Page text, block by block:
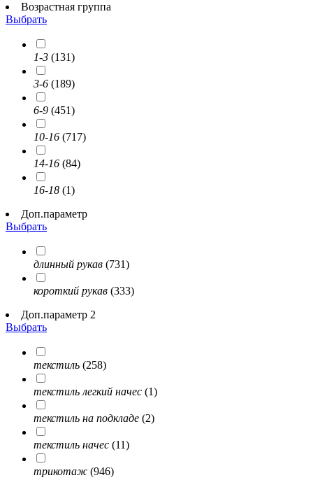
Возрастная группа
Выбрать
1-3 (131)
3-6 (189)
6-9 (451)
10-16 (717)
14-16 (84)
16-18 (1)
Доп.параметр
Выбрать
длинный рукав (731)
короткий рукав (333)
Доп.параметр 2
Выбрать
текстиль (258)
текстиль легкий начес (1)
текстиль на подкладе (2)
текстиль начес (11)
трикотаж (946)